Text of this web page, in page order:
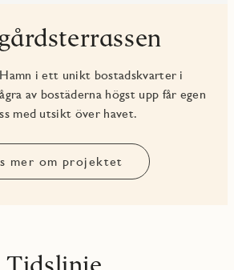
i ett unikt bostadskvarter i
av bostäderna högst upp får egen
med utsikt över havet.
mer om projektet